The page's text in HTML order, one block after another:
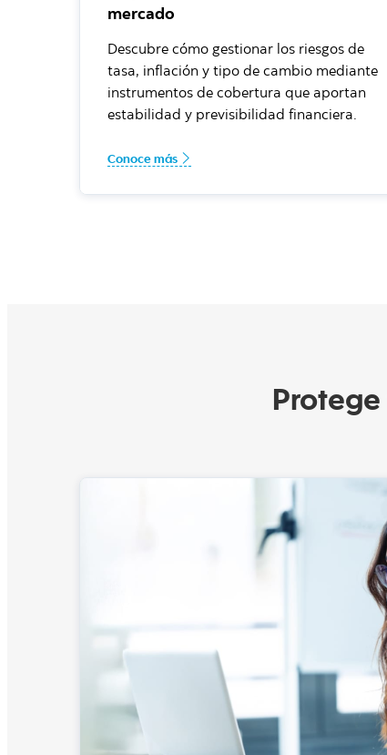
mercado
Descubre cómo gestionar los riesgos de
tasa, inflación y tipo de cambio mediante
instrumentos de cobertura que aportan
estabilidad y previsibilidad financiera.
Conoce más